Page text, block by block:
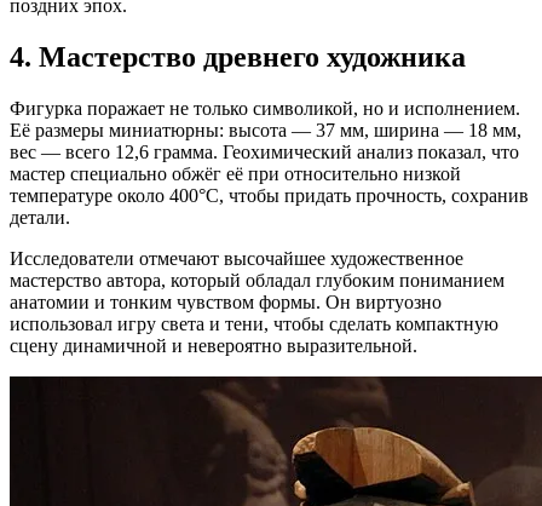
поздних эпох.
4. Мастерство древнего художника
Фигурка поражает не только символикой, но и исполнением.
Её размеры миниатюрны: высота — 37 мм, ширина — 18 мм,
вес — всего 12,6 грамма. Геохимический анализ показал, что
мастер специально обжёг её при относительно низкой
температуре около 400°C, чтобы придать прочность, сохранив
детали.
Исследователи отмечают высочайшее художественное
мастерство автора, который обладал глубоким пониманием
анатомии и тонким чувством формы. Он виртуозно
использовал игру света и тени, чтобы сделать компактную
сцену динамичной и невероятно выразительной.